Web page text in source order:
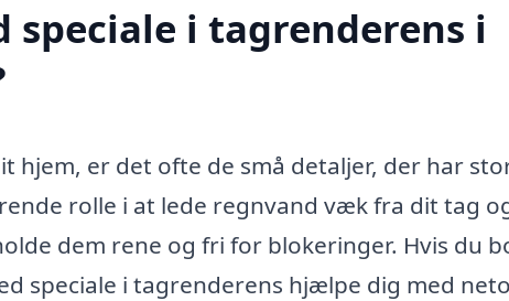
i tagrenderens i
hjem, er det ofte de små detaljer, der har
rolle i at lede regnvand væk fra dit tag
dem rene og fri for blokeringer. Hvis du
speciale i tagrenderens hjælpe dig med